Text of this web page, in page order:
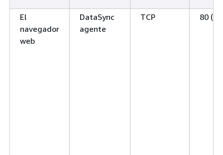
El
navegador
web
DataSync
agente
TCP 80